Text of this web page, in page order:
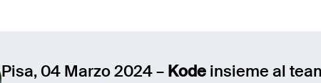
Pisa, 04 Marzo 2024 – Kode insieme al